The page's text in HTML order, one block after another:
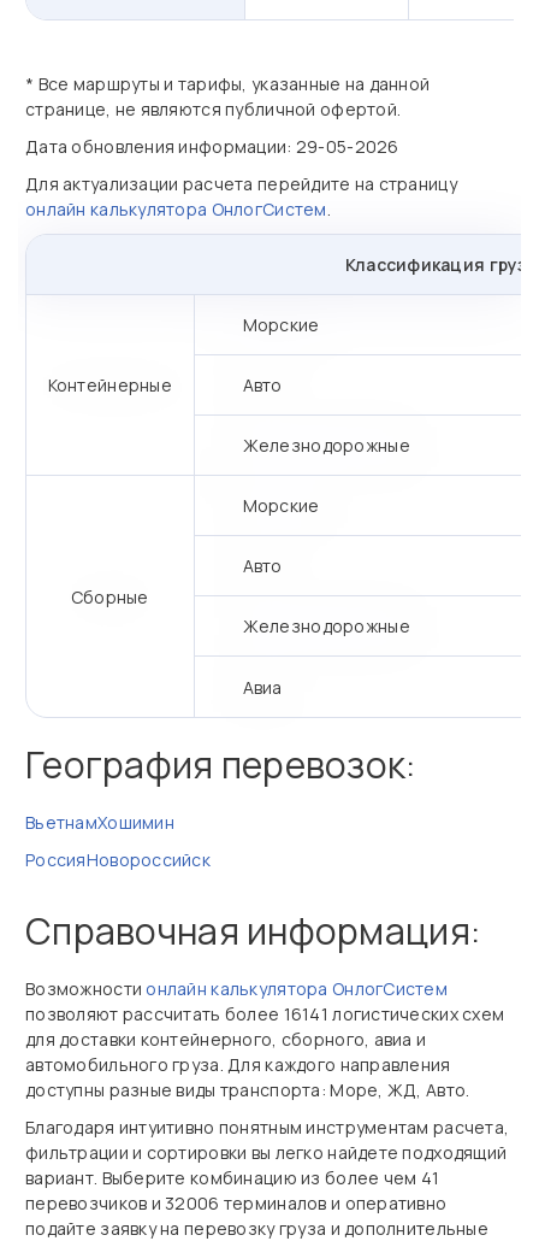
* Все маршруты и тарифы, указанные на данной
странице, не являются публичной офертой.
Дата обновления информации: 29-05-2026
Для актуализации расчета перейдите на страницу
онлайн калькулятора ОнлогСистем.
Классификация
Контейнерные
Морские
Авто
Железнодорожные
Сборные
Морские
Авто
Железнодорожные
Авиа
География перевозок:
ВьетнамХошимин
РоссияНовороссийск
Справочная информация:
Возможности онлайн калькулятора ОнлогСистем
позволяют рассчитать более 16141 логистических схем
для доставки контейнерного, сборного, авиа и
автомобильного груза. Для каждого направления
доступны разные виды транспорта: Море, ЖД, Авто.
Благодаря интуитивно понятным инструментам расчета,
фильтрации и сортировки вы легко найдете подходящий
вариант. Выберите комбинацию из более чем 41
перевозчиков и 32006 терминалов и оперативно
подайте заявку на перевозку груза и дополнительные